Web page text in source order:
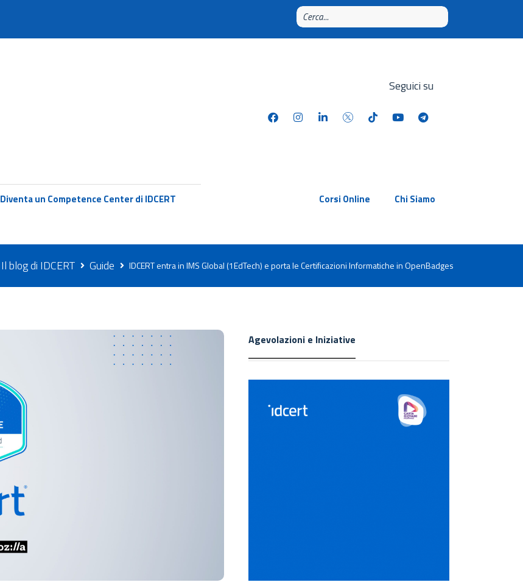
Seguici su
Diventa un Competence Center di IDCERT Corsi Online Chi Siamo
Il blog di IDCERT Guide IDCERT entra in IMS Global (1EdTech) e porta le Certificazioni Informatiche in OpenBadges
Agevolazioni e Iniziative